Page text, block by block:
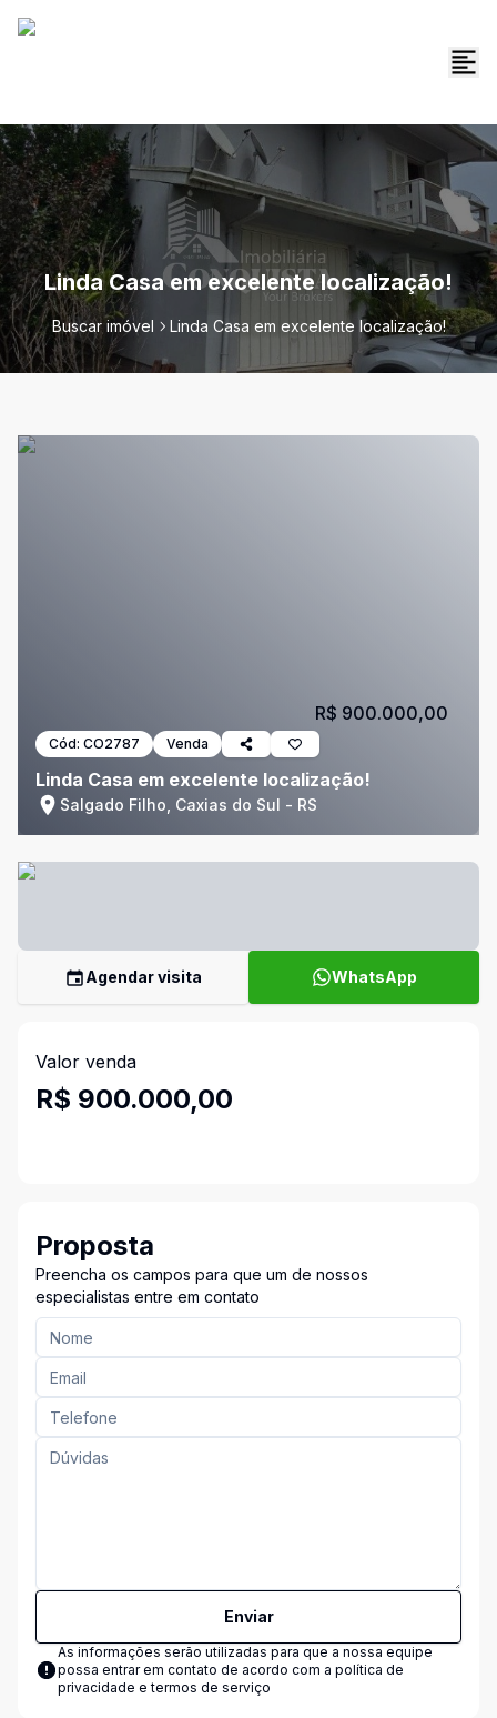
Linda Casa em excelente localização!
Buscar imóvel Linda Casa em excelente localização!
Cód: CO2787 Venda
Linda Casa em excelente localização!
Salgado Filho, Caxias do Sul - RS
R$ 900.000,00
Agendar visita WhatsApp
Valor venda
R$ 900.000,00
Proposta
Preencha os campos para que um de nossos
especialistas entre em contato
Enviar
As informações serão utilizadas para que a nossa equipe
possa entrar em contato de acordo com a política de
privacidade e termos de serviço